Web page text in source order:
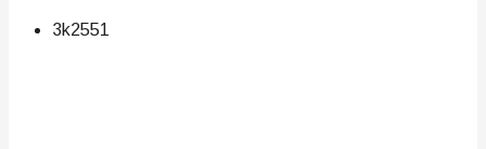
3k2551